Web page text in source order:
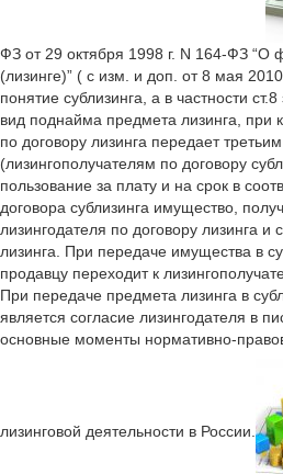
ФЗ от 29 октября 1998 г. N 164-ФЗ “О
(лизинге)” ( с изм. и доп. от 8 мая
понятие сублизинга, а в частности
вид поднайма предмета лизинга, при
по договору лизинга передает
(лизингополучателям по договору
пользование за плату и на срок в
договора сублизинга имущество,
лизингодателя по договору лизинга
лизинга. При передаче имущества в
продавцу переходит к
При передаче предмета лизинга в
является согласие лизингодателя в
основные моменты нормативно-
лизинговой деятельности в России.